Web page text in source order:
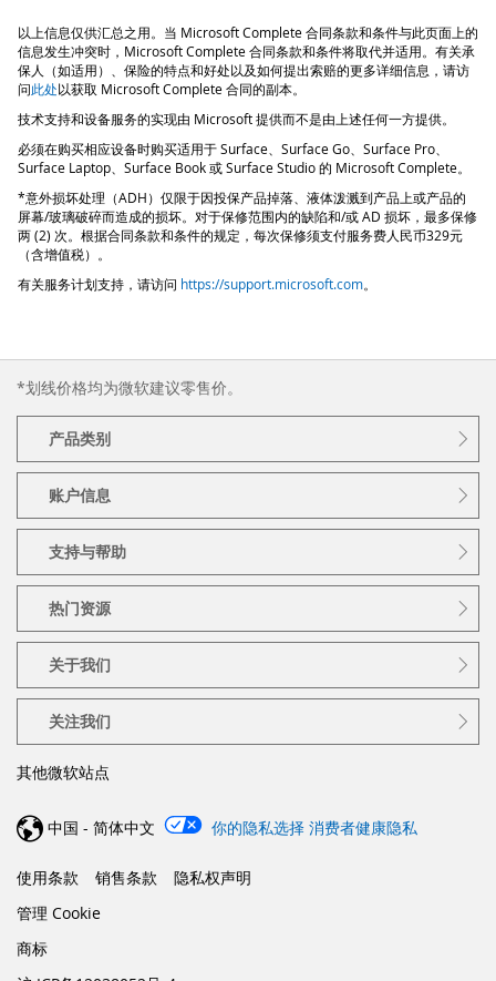
以上信息仅供汇总之用。当 Microsoft Complete 合同条款和条件与此页面上的
信息发生冲突时，Microsoft Complete 合同条款和条件将取代并适用。有关承
保人（如适用）、保险的特点和好处以及如何提出索赔的更多详细信息，请访
问此处以获取 Microsoft Complete 合同的副本。
技术支持和设备服务的实现由 Microsoft 提供而不是由上述任何一方提供。
必须在购买相应设备时购买适用于 Surface、Surface Go、Surface Pro、
Surface Laptop、Surface Book 或 Surface Studio 的 Microsoft Complete。
*意外损坏处理（ADH）仅限于因投保产品掉落、液体泼溅到产品上或产品的
屏幕/玻璃破碎而造成的损坏。对于保修范围内的缺陷和/或 AD 损坏，最多保修
两 (2) 次。根据合同条款和条件的规定，每次保修须支付服务费人民币329元
（含增值税）。
有关服务计划支持，请访问 https://support.microsoft.com。
*划线价格均为微软建议零售价。
产品类别
账户信息
支持与帮助
热门资源
关于我们
关注我们
其他微软站点
中国 - 简体中文 你的隐私选择 消费者健康隐私
使用条款 销售条款
隐私权声明
管理 Cookie
商标